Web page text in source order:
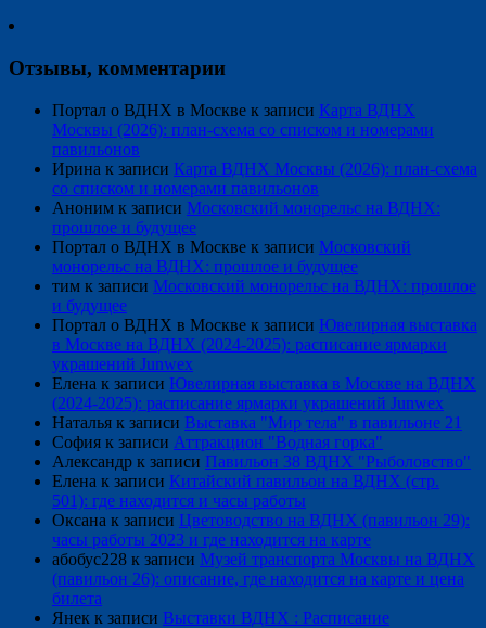
Отзывы, комментарии
Портал о ВДНХ в Москве к записи Карта ВДНХ
Москвы (2026): план-схема со списком и номерами
павильонов
Ирина к записи Карта ВДНХ Москвы (2026): план-схема
со списком и номерами павильонов
Аноним к записи Московский монорельс на ВДНХ:
прошлое и будущее
Портал о ВДНХ в Москве к записи Московский
монорельс на ВДНХ: прошлое и будущее
тим к записи Московский монорельс на ВДНХ: прошлое
и будущее
Портал о ВДНХ в Москве к записи Ювелирная выставка
в Москве на ВДНХ (2024-2025): расписание ярмарки
украшений Junwex
Елена к записи Ювелирная выставка в Москве на ВДНХ
(2024-2025): расписание ярмарки украшений Junwex
Наталья к записи Выставка "Мир тела" в павильоне 21
София к записи Аттракцион "Водная горка"
Александр к записи Павильон 38 ВДНХ "Рыболовство"
Елена к записи Китайский павильон на ВДНХ (стр.
501): где находится и часы работы
Оксана к записи Цветоводство на ВДНХ (павильон 29):
часы работы 2023 и где находится на карте
абобус228 к записи Музей транспорта Москвы на ВДНХ
(павильон 26): описание, где находится на карте и цена
билета
Янек к записи Выставки ВДНХ : Расписание